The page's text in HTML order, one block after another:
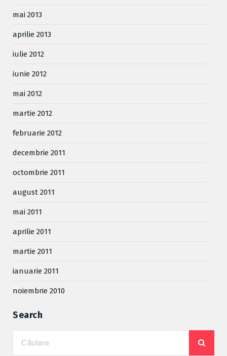
mai 2013
aprilie 2013
iulie 2012
iunie 2012
mai 2012
martie 2012
februarie 2012
decembrie 2011
octombrie 2011
august 2011
mai 2011
aprilie 2011
martie 2011
ianuarie 2011
noiembrie 2010
Search